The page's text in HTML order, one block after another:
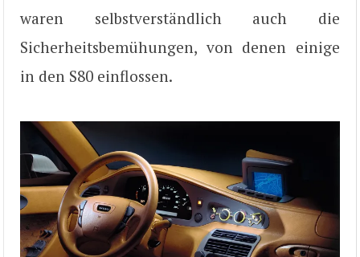
waren selbstverständlich auch die
Sicherheitsbemühungen, von denen einige
in den S80 einflossen.